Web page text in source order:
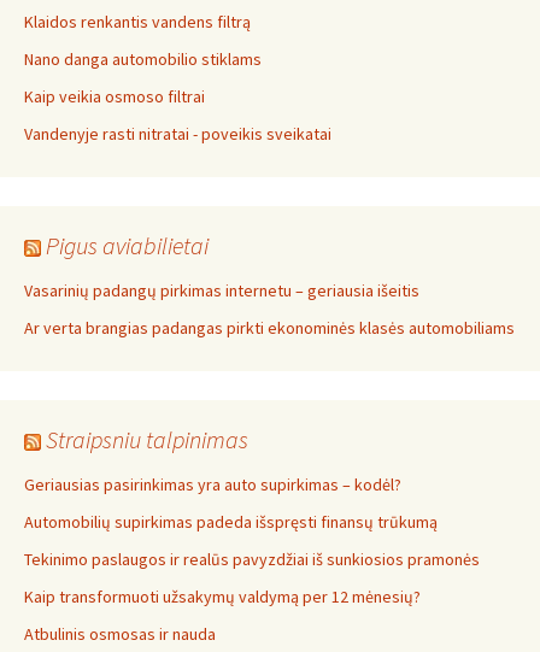
Klaidos renkantis vandens filtrą
Nano danga automobilio stiklams
Kaip veikia osmoso filtrai
Vandenyje rasti nitratai - poveikis sveikatai
Pigus aviabilietai
Vasarinių padangų pirkimas internetu – geriausia išeitis
Ar verta brangias padangas pirkti ekonominės klasės automobiliams
Straipsniu talpinimas
Geriausias pasirinkimas yra auto supirkimas – kodėl?
Automobilių supirkimas padeda išspręsti finansų trūkumą
Tekinimo paslaugos ir realūs pavyzdžiai iš sunkiosios pramonės
Kaip transformuoti užsakymų valdymą per 12 mėnesių?
Atbulinis osmosas ir nauda